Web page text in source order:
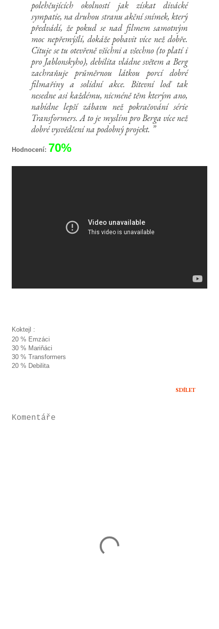
polehčujících okolností jak získat divácké
sympatie, na druhou stranu akční snímek, který
předvádí, že pokud se nad filmem samotným
moc nepřemýšlí, dokáže pobavit více než dobře.
Cituje se tu otevřeně všichni a všechno (to platí i
pro Jablonskyho), debilita vládne světem a Berg
zachraňuje průměrnou látkou porcí dobré
filmařiny a solidní akce. Bitevní loď tak
nesedne asi každému, nicméně těm kterým ano,
nabídne lepší zábavu než pokračování série
Transformers. A to je myslím pro Berga více než
dobré vysvědčení na podobný projekt.
Hodnocení: 70%
Koktejl :
20 % Emzáci
30 % Mariňáci
30 % Transformers
20 % Debilita
SDÍLET
Komentáře